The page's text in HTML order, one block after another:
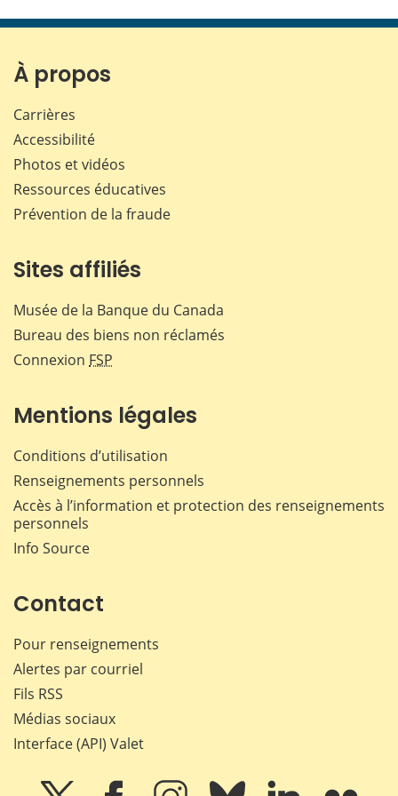
page page page page
À propos
Carrières
Accessibilité
Photos et vidéos
Ressources éducatives
Prévention de la fraude
Sites affiliés
Musée de la Banque du Canada
Bureau des biens non réclamés
Connexion FSP
Mentions légales
Conditions d’utilisation
Renseignements personnels
Accès à l’information et protection des renseignements
personnels
Info Source
Contact
Pour renseignements
Alertes par courriel
Fils RSS
Médias sociaux
Interface (API) Valet